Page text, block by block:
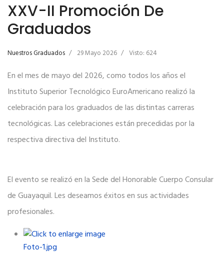
XXV-II Promoción De
Graduados
Nuestros Graduados 29 Mayo 2026 Visto: 624
En el mes de mayo del 2026, como todos los años el
Instituto Superior Tecnológico EuroAmericano realizó la
celebración para los graduados de las distintas carreras
tecnológicas. Las celebraciones están precedidas por la
respectiva directiva del Instituto.
El evento se realizó en la Sede del Honorable Cuerpo Consular
de Guayaquil. Les deseamos éxitos en sus actividades
profesionales.